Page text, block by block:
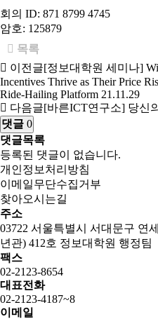
회의 ID: 871 8799 4745
암호: 125879
목록
이전글[정보대학원 세미나]
Incentives Thrive as Their Price
Ride-Hailing Platform 21.11.29
다음글[바른ICT연구소] 당신
댓글 0
댓글목록
등록된 댓글이 없습니다.
개인정보처리방침
이메일무단수집거부
찾아오시는길
주소
03722 서울특별시 서대문구 연
년관) 412호 정보대학원 행정팀
팩스
02-2123-8654
대표전화
02-2123-4187~8
이메일